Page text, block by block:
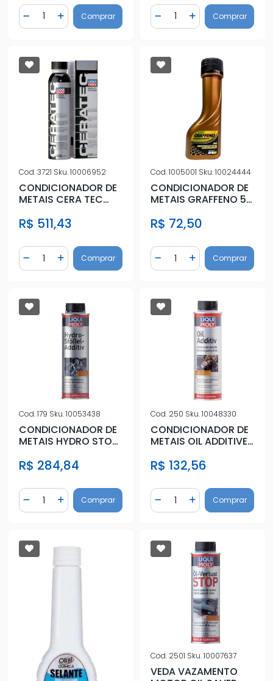
Diminuir Quantidade
Quantidade
Adicionar Quantidade
Comprar Diminuir Quantidade
Quantidade
AdicionarComprar
Cod.3721 Sku.10006952
CONDICIONADOR DE
METAIS CERA TEC
R$ 511,43
Diminuir Quantidade
Quantidade
Adicionar Quantidade
Comprar
Cod.1005001 Sku.10024444
CONDICIONADOR DE
METAIS GRAFFENO 50
R$ 72,50
Diminuir Quantidade
Quantidade
AdicionarComprar
Cod.179 Sku.10053438
CONDICIONADOR DE
METAIS HYDRO STO
R$ 284,84
Diminuir Quantidade
Quantidade
Adicionar Quantidade
Comprar
Cod. 250 Sku.10048330
CONDICIONADOR DE
METAIS OIL ADDITIVE
R$ 132,56
Diminuir Quantidade
Quantidade
AdicionarComprar
Cod. 2501 Sku.10007637
VEDA VAZAMENTO